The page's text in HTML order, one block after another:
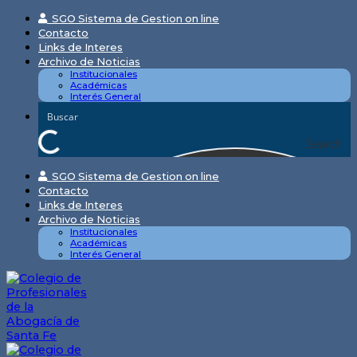
Skip
content
SGO Sistema de Gestion on line
Contacto
Links de Interes
Archivo de Noticias
Institucionales
Académicas
Interés General
Search
SGO Sistema de Gestion on line
Contacto
Links de Interes
Archivo de Noticias
Institucionales
Académicas
Interés General